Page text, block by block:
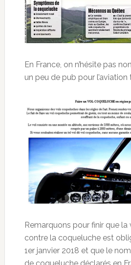
En France, on n’hésite pas
un peu de pub pour
Remarquons pour finir que la
contre la coqueluche est
1er janvier 2018 et que le